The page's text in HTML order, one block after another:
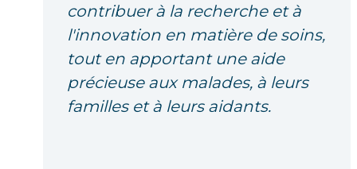
contribuer à la recherche et à
l'innovation en matière de soins,
tout en apportant une aide
précieuse aux malades, à leurs
familles et à leurs aidants.